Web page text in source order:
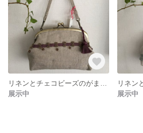
展示中
展示中